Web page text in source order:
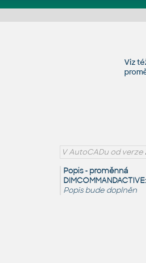
Viz
V AutoCADu od verze
Popis - proměnná
DIMCOMMANDACTIVE:
Popis bude doplněn